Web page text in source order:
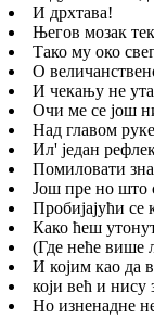
И дрхтава!
Његов мозак
Тако му око
О
И чекању не
Очи ме се још
Над главом
Ил' један
Помиловати
Још пре но што
Пробијајући се
Како ћеш
(Где неће више
И којим као да
који већ и нису
Но изненадне